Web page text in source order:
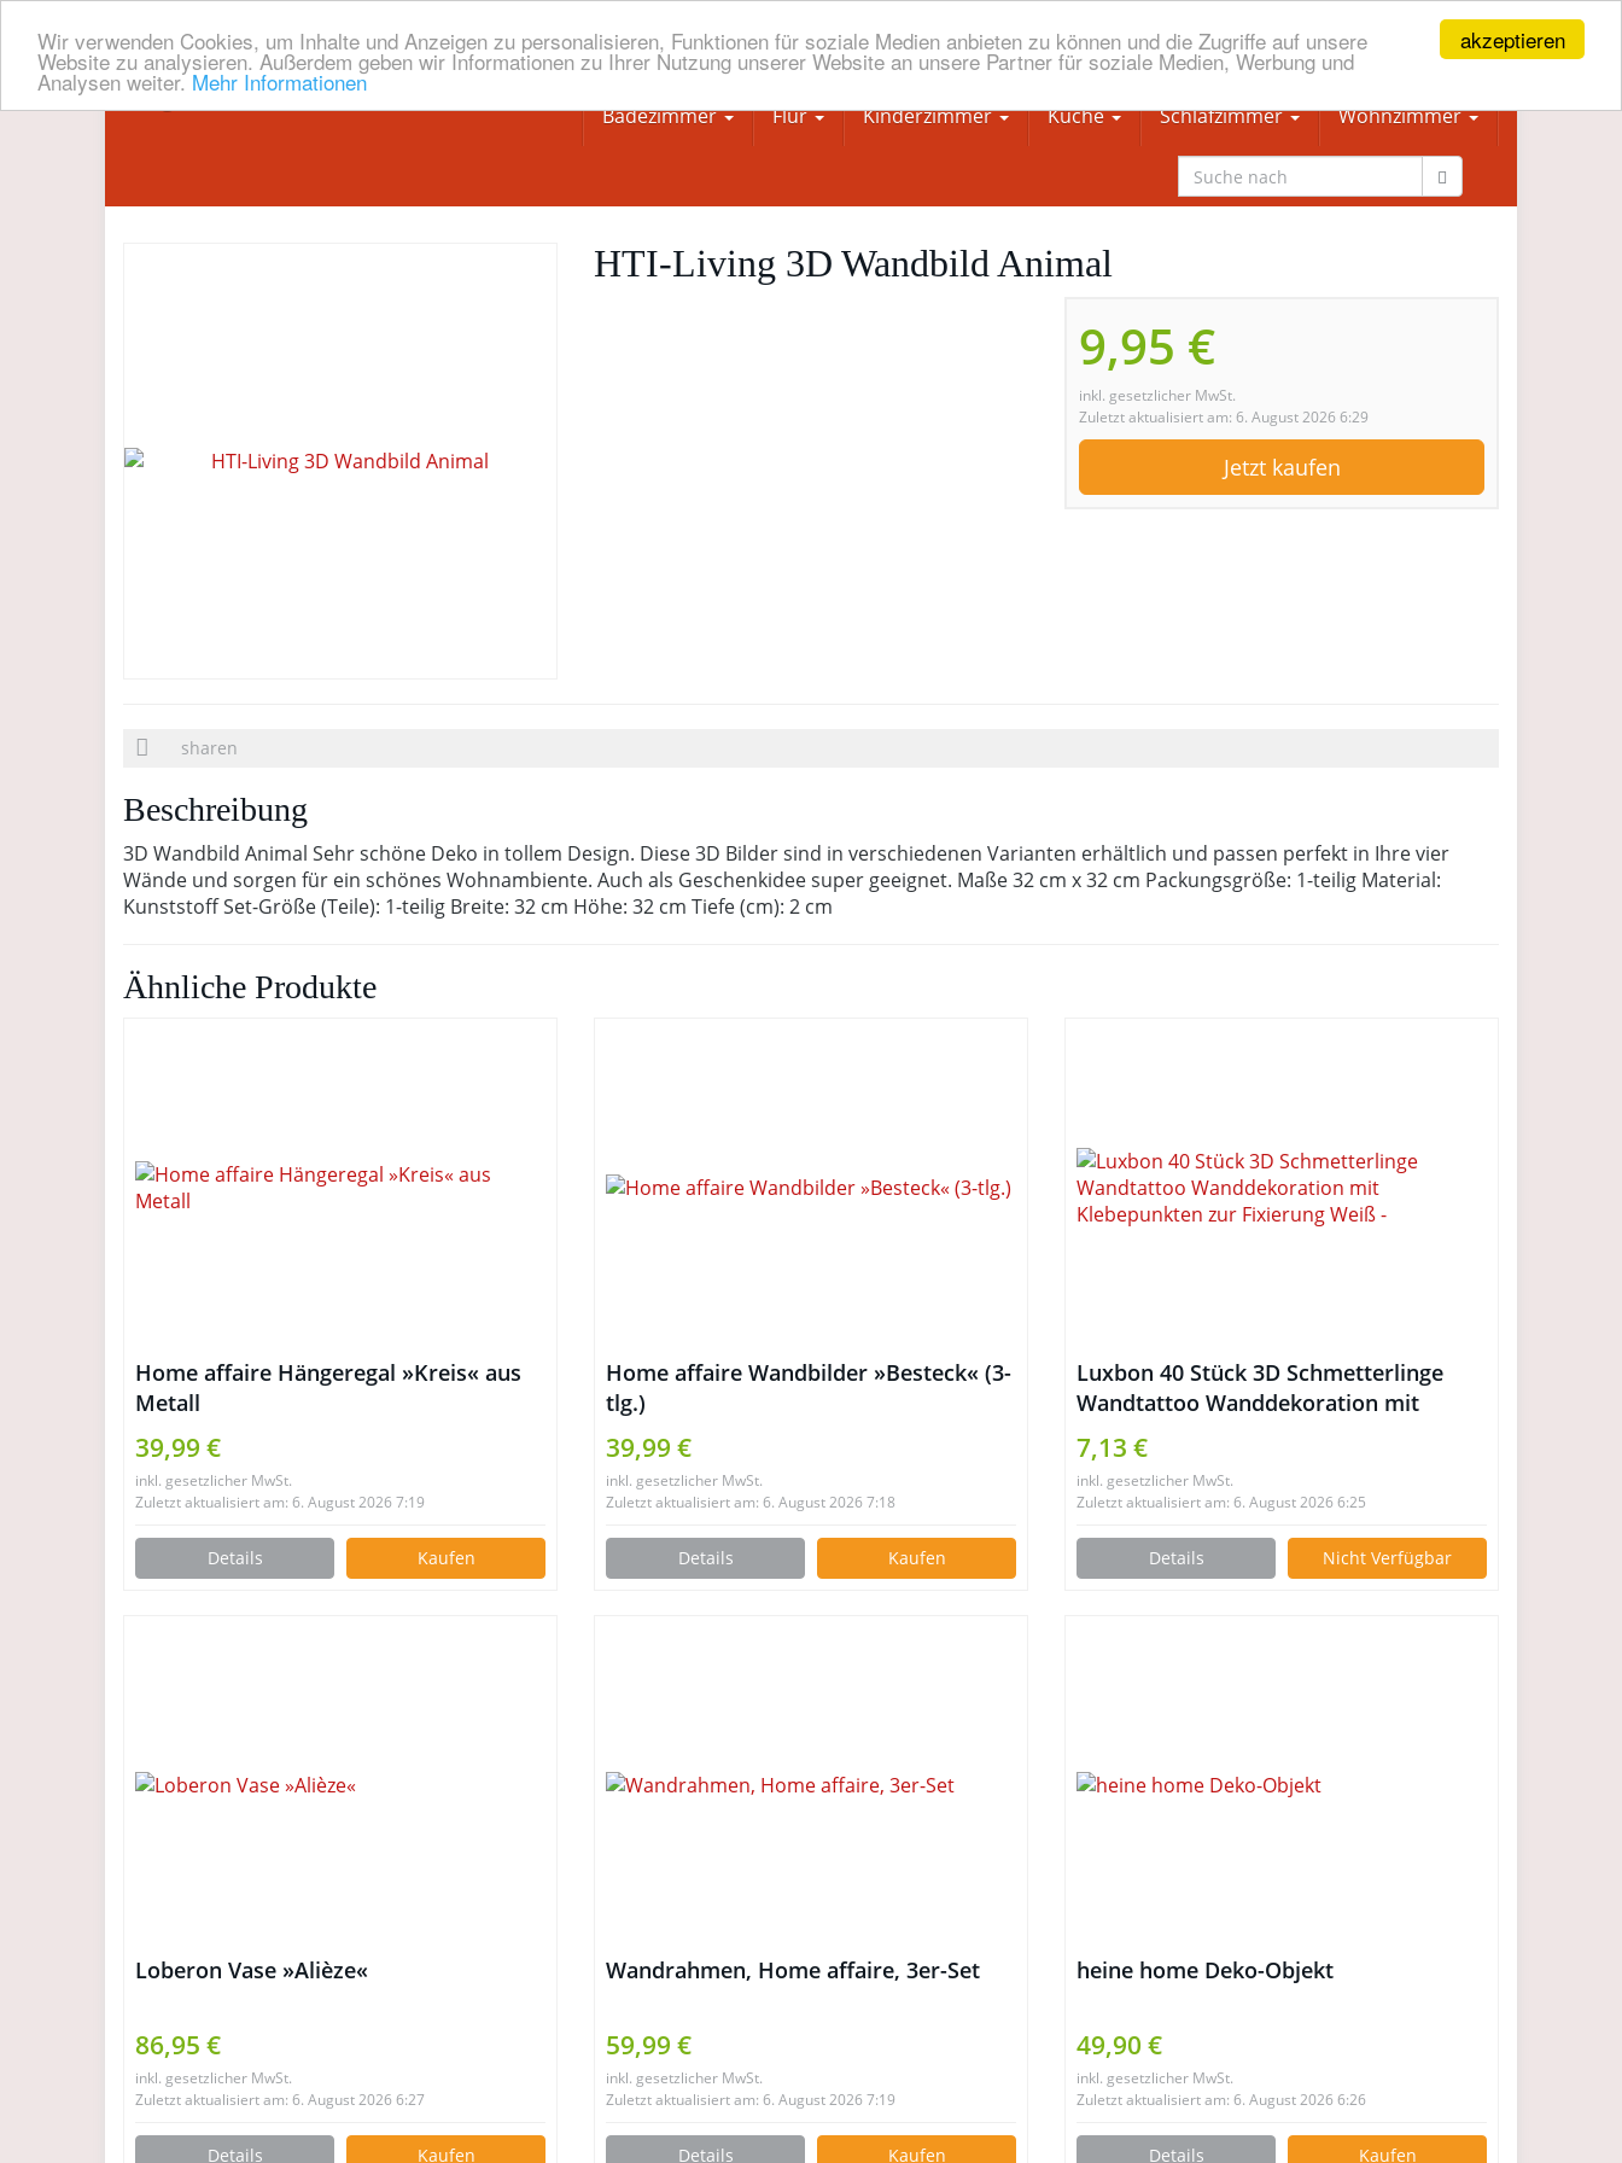
akzeptieren
Wir verwenden Cookies, um Inhalte und Anzeigen zu personalisieren, Funktionen für soziale Medien anbieten zu können und die Zugriffe auf unsere
Website zu analysieren. Außerdem geben wir Informationen zu Ihrer Nutzung unserer Website an unsere Partner für soziale Medien, Werbung und
Analysen weiter. Mehr Informationen
to
Badezimmer Flur Kinderzimmer Küche Schlafzimmer Wohnzimmer
HTI-Living 3D Wandbild Animal
9,95 €
inkl. gesetzlicher MwSt.
Zuletzt aktualisiert am: 6. August 2026 6:29
Jetzt kaufen
sharen
Beschreibung
3D Wandbild Animal Sehr schöne Deko in tollem Design. Diese 3D Bilder sind in verschiedenen Varianten erhältlich und passen perfekt in Ihre vier
Wände und sorgen für ein schönes Wohnambiente. Auch als Geschenkidee super geeignet. Maße 32 cm x 32 cm Packungsgröße: 1-teilig Material:
Kunststoff Set-Größe (Teile): 1-teilig Breite: 32 cm Höhe: 32 cm Tiefe (cm): 2 cm
Ähnliche Produkte
Home affaire Hängeregal »Kreis« aus
Metall
39,99 €
inkl. gesetzlicher MwSt.
Zuletzt aktualisiert am: 6. August 2026 7:19
Details Kaufen
Home affaire Wandbilder »Besteck« (3-
tlg.)
39,99 €
inkl. gesetzlicher MwSt.
Zuletzt aktualisiert am: 6. August 2026 7:18
Details Kaufen
Luxbon 40 Stück 3D Schmetterlinge
Wandtattoo Wanddekoration mit
Klebepunkten zur Fixierung Weiß
7,13 €
inkl. gesetzlicher MwSt.
Zuletzt aktualisiert am: 6. August 2026 6:25
Details Nicht Verfügbar
Loberon Vase »Alièze«
86,95 €
inkl. gesetzlicher MwSt.
Zuletzt aktualisiert am: 6. August 2026 6:27
Details Kaufen
Wandrahmen, Home affaire, 3er-Set
59,99 €
inkl. gesetzlicher MwSt.
Zuletzt aktualisiert am: 6. August 2026 7:19
Details Kaufen
heine home Deko-Objekt
49,90 €
inkl. gesetzlicher MwSt.
Zuletzt aktualisiert am: 6. August 2026 6:26
Details Kaufen